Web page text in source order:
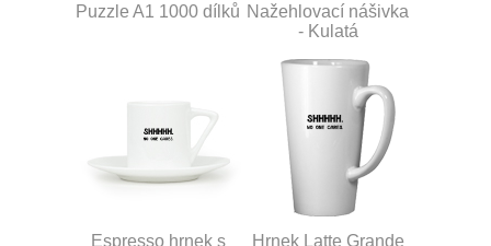
Puzzle A1 1000 dílků Nažehlovací nášivka
- Kulatá
Espresso hrnek s
Hrnek Latte Grande